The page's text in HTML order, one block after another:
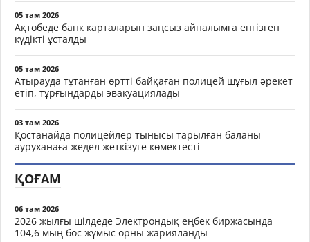
05 там 2026
Ақтөбеде банк карталарын заңсыз айналымға енгізген
күдікті ұсталды
05 там 2026
Атырауда тұтанған өртті байқаған полицей шұғыл әрекет
етіп, тұрғындарды эвакуациялады
03 там 2026
Қостанайда полицейлер тынысы тарылған баланы
ауруханаға жедел жеткізуге көмектесті
ҚОҒАМ
06 там 2026
2026 жылғы шілдеде Электрондық еңбек биржасында
104,6 мың бос жұмыс орны жарияланды